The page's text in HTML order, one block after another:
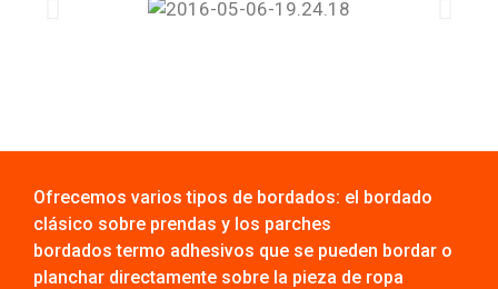
Ofrecemos varios tipos de bordados: el bordado
clásico sobre prendas y los parches
bordados termo adhesivos que se pueden bordar o
planchar directamente sobre la pieza de ropa